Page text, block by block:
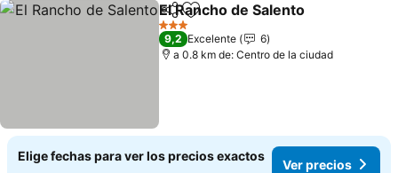
CompartirAgregar a favoritos
El Rancho de Salento
3 Estrellas
9,2 Excelente
6
a 0.8 km de: Centro de la ciudad
Elige fechas para ver los precios exactos
Ver precios